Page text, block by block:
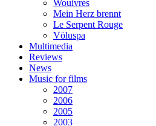
Wouivres
Mein Herz brennt
Le Serpent Rouge
Völuspa
Multimedia
Reviews
News
Music for films
2007
2006
2005
2003